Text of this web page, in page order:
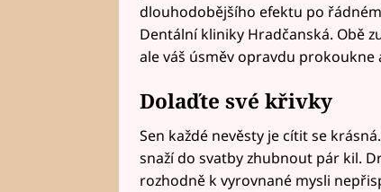
dlouhodobějšího efektu po
Dentální kliniky Hradčanská. Obě
ale váš úsměv opravdu
Dolaďte své křivky
Sen každé nevěsty je cítit se
snaží do svatby zhubnout pár kil.
rozhodně k vyrovnané mysli